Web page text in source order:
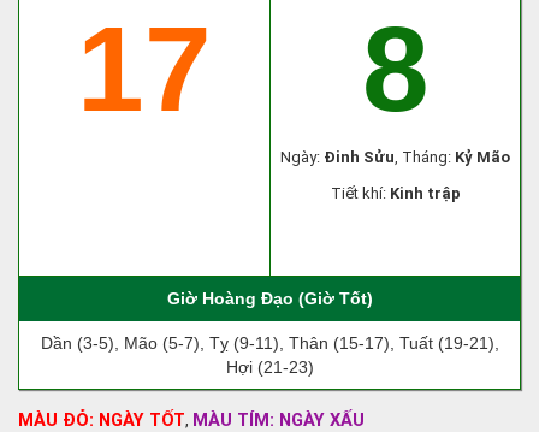
17 8
Ngày: Đinh Sửu, Tháng: Kỷ Mão
Tiết khí: Kinh trập
Giờ Hoàng Đạo (Giờ Tốt)
Dần (3-5), Mão (5-7), Tỵ (9-11), Thân (15-17), Tuất (19-21),
Hợi (21-23)
MÀU ĐỎ: NGÀY TỐT, MÀU TÍM: NGÀY XẤU